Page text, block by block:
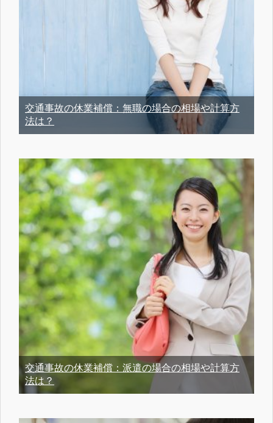
交通事故の休業補償：無職の場合の相場や計算方
法は？
交通事故の休業補償：派遣の場合の相場や計算方
法は？